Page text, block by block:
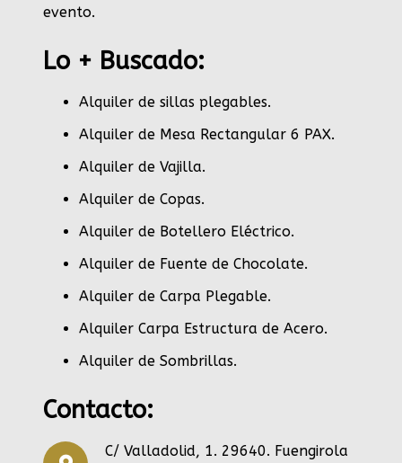
evento.
Lo + Buscado:
Alquiler de sillas plegables.
Alquiler de Mesa Rectangular 6 PAX.
Alquiler de Vajilla.
Alquiler de Copas.
Alquiler de Botellero Eléctrico.
Alquiler de Fuente de Chocolate.
Alquiler de Carpa Plegable.
Alquiler Carpa Estructura de Acero.
Alquiler de Sombrillas.
Contacto:
C/ Valladolid, 1. 29640. Fuengirola